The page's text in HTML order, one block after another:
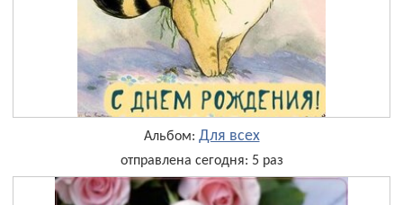
Альбом: Для всех
отправлена сегодня: 5 раз